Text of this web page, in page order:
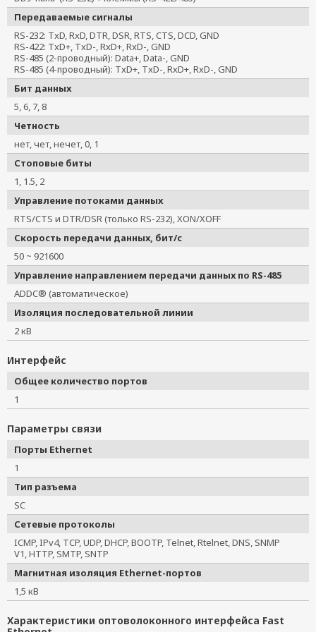
NPort IA-5250I
Передаваемые сигналы
RS-232: TxD, RxD, DTR, DSR, RTS, CTS, DCD, GND
RS-422: TxD+, TxD-, RxD+, RxD-, GND
RS-485 (2-проводный): Data+, Data-, GND
RS-485 (4-проводный): TxD+, TxD-, RxD+, RxD-, GND
Бит данных
5, 6, 7, 8
Четность
нет, чет, нечет, 0, 1
Стоповые биты
1, 1.5, 2
Управление потоками данных
RTS/CTS и DTR/DSR (только RS-232), XON/XOFF
Скорость передачи данных, бит/с
50 ~ 921600
Управление направлением передачи данных по RS-485
ADDC® (автоматическое)
Изоляция последовательной линии
2 кВ
Интерфейс
Общее количество портов
1
Параметры связи
Порты Ethernet
1
Тип разъема
SC
Сетевые протоколы
ICMP, IPv4, TCP, UDP, DHCP, BOOTP, Telnet, Rtelnet, DNS, SNMP
V1, HTTP, SMTP, SNTP
Магнитная изоляция Ethernet-портов
1,5 кВ
Характеристики оптоволоконного интерфейса Fast